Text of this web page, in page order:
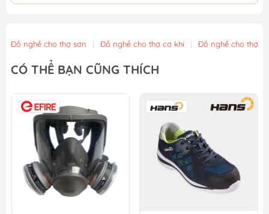
Khẩu Trang Lọc Độc (MM Đài loan) Bảo Bình 620
22.000₫
[Sale 8/8] Khẩu Trang Than Hoạt Tính Evergreen C750V
43.000₫
Đồ nghề cho thợ sơn | Đồ nghề cho thợ cơ khí | Đồ nghề cho thợ
CÓ THỂ BẠN CŨNG THÍCH